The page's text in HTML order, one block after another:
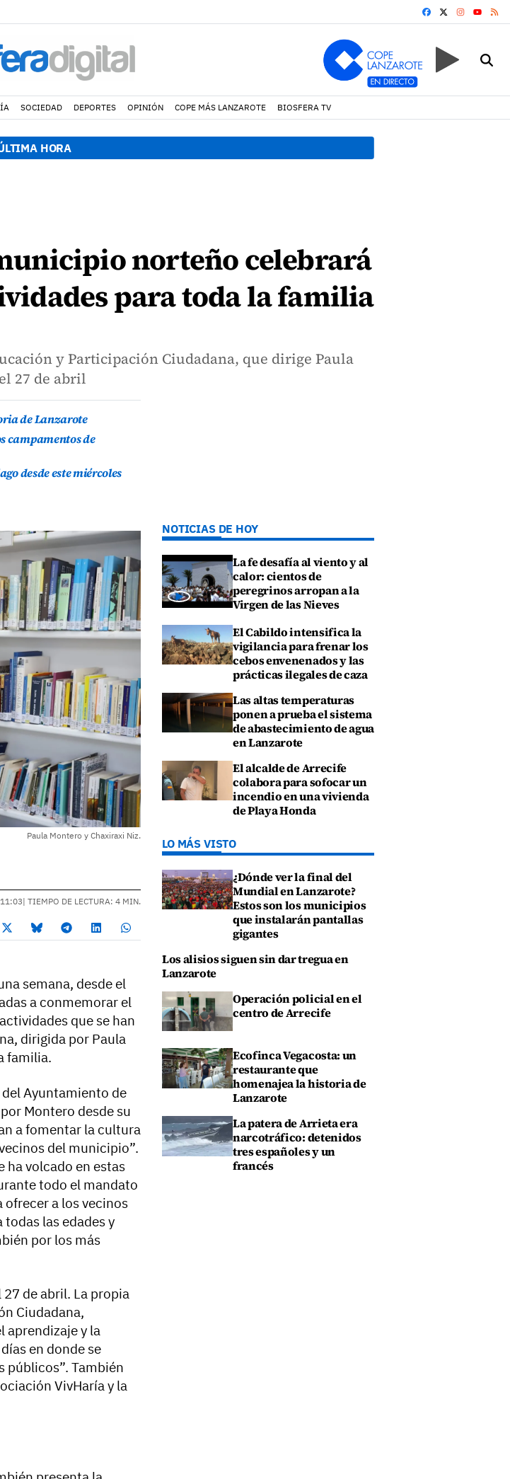
FACEBOOK
YOUTUBE
SOCIEDAD DEPORTES OPINIÓN COPE MÁS LANZAROTE BIOSFERA TV
HORA
norteño celebrará
para toda la familia
y Participación Ciudadana, que dirige Paula
27 de abril
de Lanzarote
campamentos de
desde este miércoles
Paula Montero y Chaxiraxi Niz.
11:03| TIEMPO DE LECTURA: 4 MIN.
semana, desde el
a conmemorar el
que se han
dirigida por Paula
familia.
Ayuntamiento de
Montero desde su
a fomentar la cultura
del municipio”.
ha volcado en estas
todo el mandato
a los vecinos
las edades y
por los más
27 de abril. La propia
Ciudadana,
aprendizaje y la
en donde se
públicos”. También
VivHaría y la
NOTICIAS DE HOY
La fe desafía al viento y al
calor: cientos de
peregrinos arropan a la
Virgen de las Nieves
El Cabildo intensifica la
vigilancia para frenar los
cebos envenenados y las
prácticas ilegales de caza
Las altas temperaturas
ponen a prueba el sistema
de abastecimiento de agua
en Lanzarote
El alcalde de Arrecife
colabora para sofocar un
incendio en una vivienda
de Playa Honda
LO MÁS VISTO
¿Dónde ver la final del
Mundial en Lanzarote?
Estos son los municipios
que instalarán pantallas
gigantes
Los alisios siguen sin dar tregua en
Lanzarote
Operación policial en el
centro de Arrecife
Ecofinca Vegacosta: un
restaurante que
homenajea la historia de
Lanzarote
La patera de Arrieta era
narcotráfico: detenidos
tres españoles y un
francés